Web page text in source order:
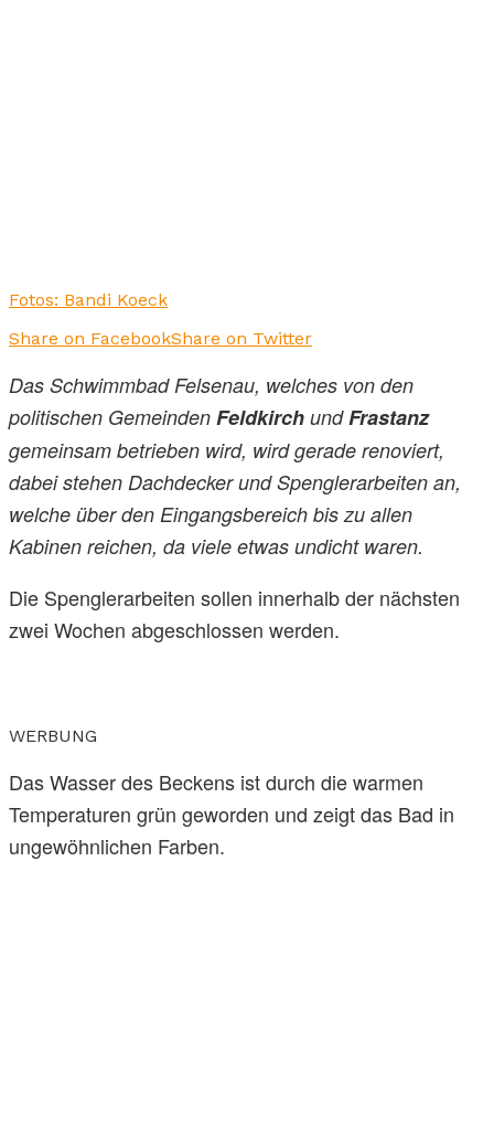
Fotos: Bandi Koeck
Share on FacebookShare on Twitter
Das Schwimmbad Felsenau, welches von den
politischen Gemeinden Feldkirch undFrastanz
gemeinsam betrieben wird, wird gerade renoviert,
dabei stehen Dachdecker und Spenglerarbeiten an,
welche über den Eingangsbereich bis zu allen
Kabinen reichen, da viele etwas undicht waren.
Die Spenglerarbeiten sollen innerhalb der nächsten
zwei Wochen abgeschlossen werden.
WERBUNG
Das Wasser des Beckens ist durch die warmen
Temperaturen grün geworden und zeigt das Bad in
ungewöhnlichen Farben.